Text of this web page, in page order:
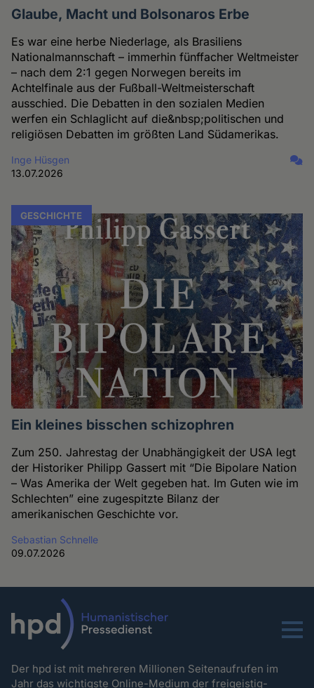
Glaube, Macht und Bolsonaros Erbe
Es war eine herbe Niederlage, als Brasiliens
Nationalmannschaft – immerhin fünffacher Weltmeister
– nach dem 2:1 gegen Norwegen bereits im
Achtelfinale aus der Fußball-Weltmeisterschaft
ausschied. Die Debatten in den sozialen Medien
werfen ein Schlaglicht auf die&nbsp;politischen und
religiösen Debatten im größten Land Südamerikas.
Inge Hüsgen
13.07.2026
GESCHICHTE
Ein kleines bisschen schizophren
Zum 250. Jahrestag der Unabhängigkeit der USA legt
der Historiker Philipp Gassert mit “Die Bipolare Nation
– Was Amerika der Welt gegeben hat. Im Guten wie im
Schlechten” eine zugespitzte Bilanz der
amerikanischen Geschichte vor.
Sebastian Schnelle
09.07.2026
Menu
Der hpd ist mit mehreren Millionen Seitenaufrufen im
Jahr das wichtigste Online-Medium der freigeistig-